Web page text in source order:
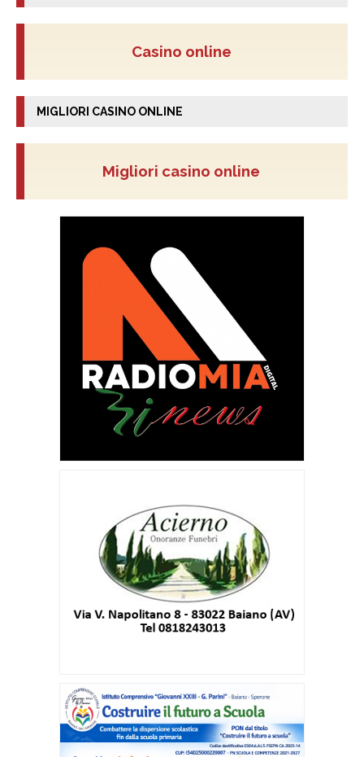
Casino online
MIGLIORI CASINO ONLINE
Migliori casino online